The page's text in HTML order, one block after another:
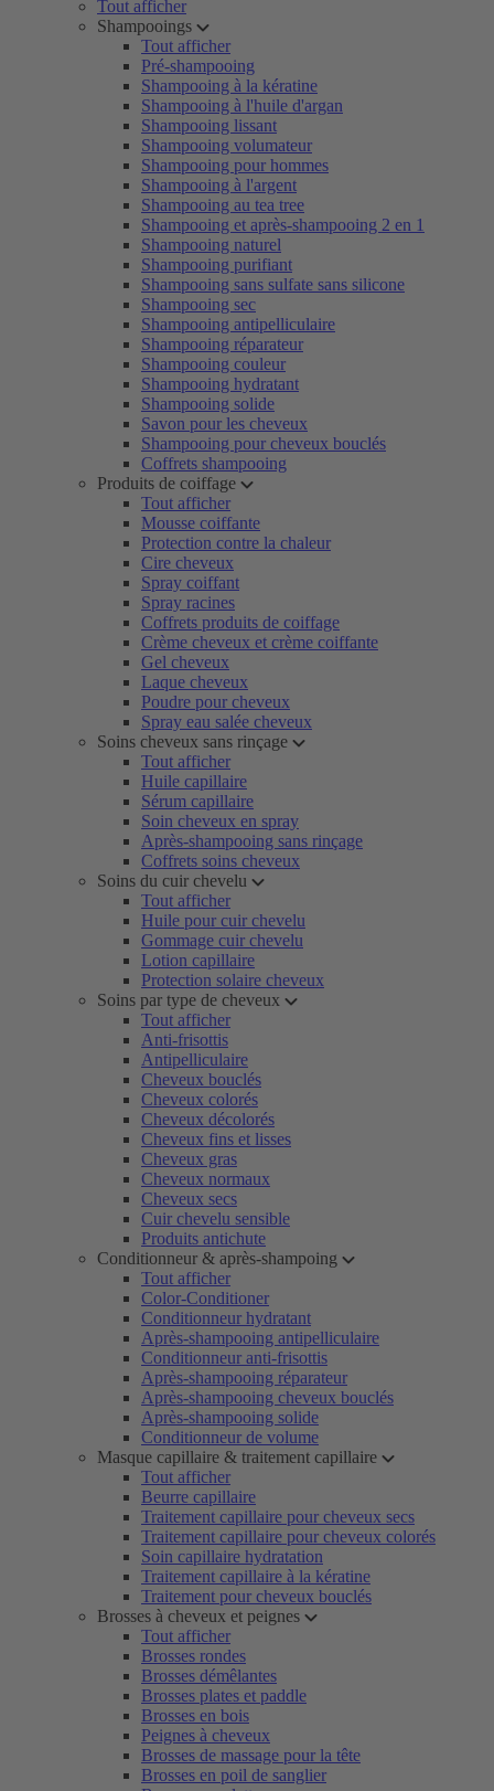
Tout afficher
Shampooings
Tout afficher
Pré-shampooing
Shampooing à la kératine
Shampooing à l'huile d'argan
Shampooing lissant
Shampooing volumateur
Shampooing pour hommes
Shampooing à l'argent
Shampooing au tea tree
Shampooing et après-shampooing 2 en 1
Shampooing naturel
Shampooing purifiant
Shampooing sans sulfate sans silicone
Shampooing sec
Shampooing antipelliculaire
Shampooing réparateur
Shampooing couleur
Shampooing hydratant
Shampooing solide
Savon pour les cheveux
Shampooing pour cheveux bouclés
Coffrets shampooing
Produits de coiffage
Tout afficher
Mousse coiffante
Protection contre la chaleur
Cire cheveux
Spray coiffant
Spray racines
Coffrets produits de coiffage
Crème cheveux et crème coiffante
Gel cheveux
Laque cheveux
Poudre pour cheveux
Spray eau salée cheveux
Soins cheveux sans rinçage
Tout afficher
Huile capillaire
Sérum capillaire
Soin cheveux en spray
Après-shampooing sans rinçage
Coffrets soins cheveux
Soins du cuir chevelu
Tout afficher
Huile pour cuir chevelu
Gommage cuir chevelu
Lotion capillaire
Protection solaire cheveux
Soins par type de cheveux
Tout afficher
Anti-frisottis
Antipelliculaire
Cheveux bouclés
Cheveux colorés
Cheveux décolorés
Cheveux fins et lisses
Cheveux gras
Cheveux normaux
Cheveux secs
Cuir chevelu sensible
Produits antichute
Conditionneur & après-shampoing
Tout afficher
Color-Conditioner
Conditionneur hydratant
Après-shampooing antipelliculaire
Conditionneur anti-frisottis
Après-shampooing réparateur
Après-shampooing cheveux bouclés
Après-shampooing solide
Conditionneur de volume
Masque capillaire & traitement capillaire
Tout afficher
Beurre capillaire
Traitement capillaire pour cheveux secs
Traitement capillaire pour cheveux colorés
Soin capillaire hydratation
Traitement capillaire à la kératine
Traitement pour cheveux bouclés
Brosses à cheveux et peignes
Tout afficher
Brosses rondes
Brosses démêlantes
Brosses plates et paddle
Brosses en bois
Peignes à cheveux
Brosses de massage pour la tête
Brosses en poil de sanglier